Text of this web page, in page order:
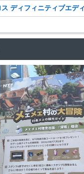
ディフィニティブエデ